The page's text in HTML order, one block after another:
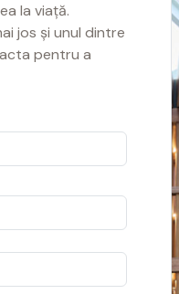
la viață.
jos și unul dintre
pentru a